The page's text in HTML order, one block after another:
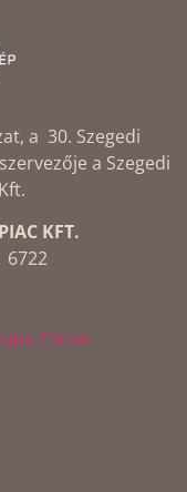
a 30. Szegedi
a Szegedi
KFT.
6722
Tiktok